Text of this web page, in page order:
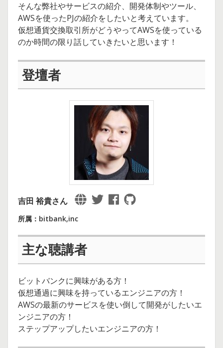
そんな弊社やサービスの紹介、開発体制やツール、
AWSを使ったPJの紹介をしたいと考えています。
仮想通貨交換取引所がどうやってAWSを使っている
のか時間の限り話していきたいと思います！
登壇者
吉田 裕貴さん
所属：bitbank,inc
主な聴講者
ビットバンクに興味がある方！
仮想通過に興味を持っているエンジニアの方！
AWSの最新のサービスを使い倒して開発がしたいエ
ンジニアの方！
ステップアップしたいエンジニアの方！